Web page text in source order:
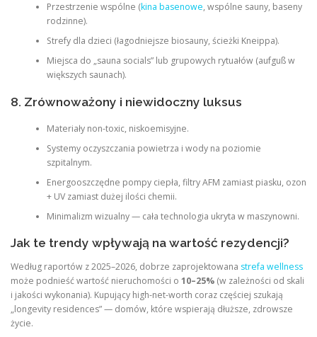
Przestrzenie wspólne (kina basenowe, wspólne sauny, baseny
rodzinne).
Strefy dla dzieci (łagodniejsze biosauny, ścieżki Kneippa).
Miejsca do „sauna socials” lub grupowych rytuałów (aufguß w
większych saunach).
8. Zrównoważony i niewidoczny luksus
Materiały non-toxic, niskoemisyjne.
Systemy oczyszczania powietrza i wody na poziomie
szpitalnym.
Energooszczędne pompy ciepła, filtry AFM zamiast piasku, ozon
+ UV zamiast dużej ilości chemii.
Minimalizm wizualny — cała technologia ukryta w maszynowni.
Jak te trendy wpływają na wartość rezydencji?
Według raportów z 2025–2026, dobrze zaprojektowana strefa wellness
może podnieść wartość nieruchomości o 10–25% (w zależności od skali
i jakości wykonania). Kupujący high-net-worth coraz częściej szukają
„longevity residences” — domów, które wspierają dłuższe, zdrowsze
życie.